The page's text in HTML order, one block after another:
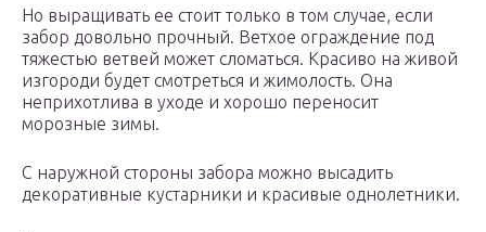
Но выращивать ее стоит только в том случае, если
забор довольно прочный. Ветхое ограждение под
тяжестью ветвей может сломаться. Красиво на живой
изгороди будет смотреться и жимолость. Она
неприхотлива в уходе и хорошо переносит
морозные зимы.
С наружной стороны забора можно высадить
декоративные кустарники и красивые однолетники.